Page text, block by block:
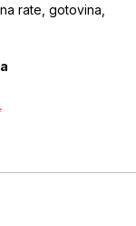
rate, gotovina,